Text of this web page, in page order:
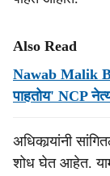
Also Read
Nawab Malik
पाहतोय' NCP
अधिकार्‍यांनी
शोध घेत आहेत.